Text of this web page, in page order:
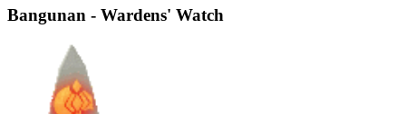
Bangunan - Wardens' Watch